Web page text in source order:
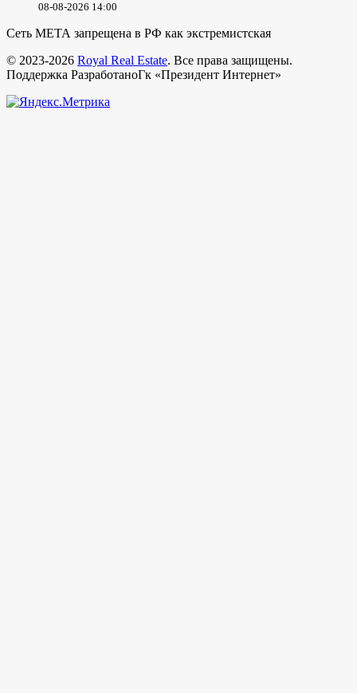
08-08-2026 14:00
Сеть МЕТА запрещена в РФ как экстремистская
© 2023-2026 Royal Real Estate. Все права защищены.
Поддержка РазработаноГк «Президент Интернет»